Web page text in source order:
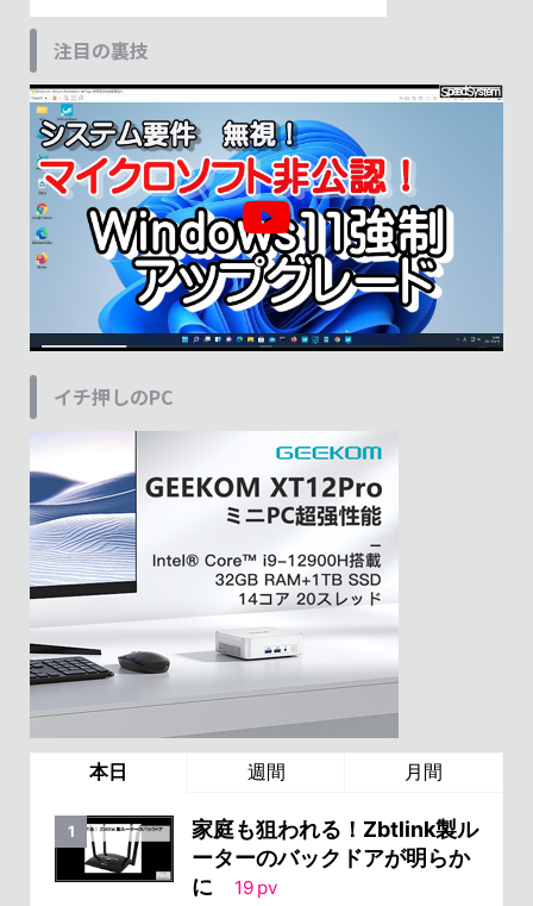
注目の裏技
イチ押しのPC
本日 週間 月間
家庭も狙われる！Zbtlink製ル
ーターのバックドアが明らか
に
19 pv